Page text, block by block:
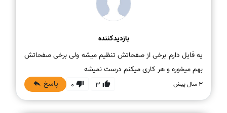
بازدیدکننده
یه فایل دارم برخی از صفحاتش تنظیم میشه ولی برخی صفحاتش
بهم میخوره و هر کاری میکنم درست نمیشه
3 سال پیش 3
0 پاسخ